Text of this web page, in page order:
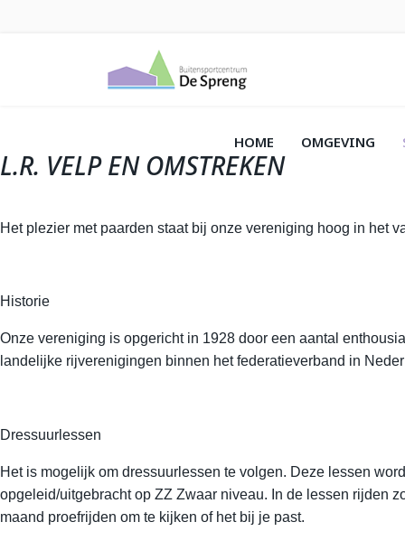
HOME OMGEVING
L.R. VELP EN OMSTREKEN
Het plezier met paarden staat bij onze vereniging hoog in het
Historie
Onze vereniging is opgericht in 1928 door een aantal
landelijke rijverenigingen binnen het federatieverband in
Dressuurlessen
Het is mogelijk om dressuurlessen te volgen. Deze lessen
opgeleid/uitgebracht op ZZ Zwaar niveau. In de lessen rijden
maand proefrijden om te kijken of het bij je past.